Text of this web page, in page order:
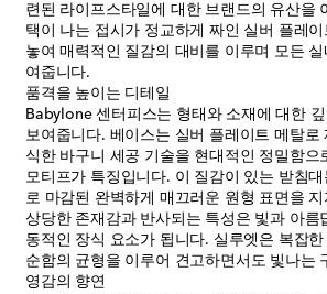
련된 라이프스타일에 대한 브랜드의 유산을
택이 나는 접시가 정교하게 짜인 실버 플레이
놓여 매력적인 질감의 대비를 이루며 모든
여줍니다.
품격을 높이는 디테일
Babylone 센터피스는 형태와 소재에 대한
보여줍니다. 베이스는 실버 플레이트 메탈로
식한 바구니 세공 기술을 현대적인 정밀함으
모티프가 특징입니다. 이 질감이 있는 받침
로 마감된 완벽하게 매끄러운 원형 표면을 지
상당한 존재감과 반사되는 특성은 빛과 아름
동적인 장식 요소가 됩니다. 실루엣은 복잡
순함의 균형을 이루어 견고하면서도 빛나는
영감의 향연